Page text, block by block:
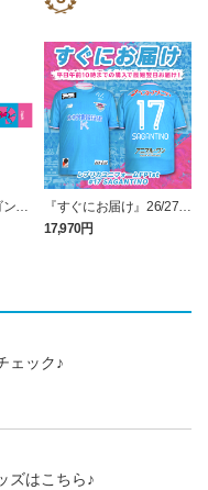
Z
『すぐにお届け』26/27レ
プリカユニフォームFP1st
No.17 SAGANTINO
17,970円
ェック♪
ズはこちら♪